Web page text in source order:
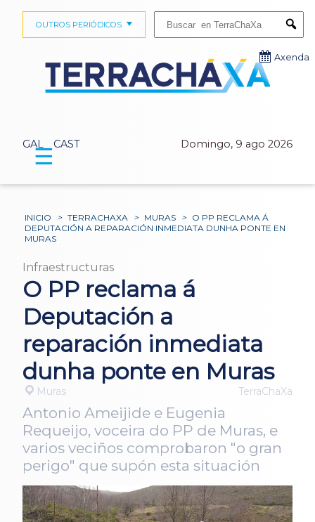
GAL CAST Domingo, 9 ago 2026
OUTROS PERIÓDICOS
Axenda
☰
INICIO > TERRACHAXA > MURAS > O PP RECLAMA Á
DEPUTACIÓN A REPARACIÓN INMEDIATA DUNHA PONTE EN
MURAS
Infraestructuras
O PP reclama á
Deputación a
reparación inmediata
dunha ponte en Muras
Muras TerraChaXa
Antonio Ameijide e Eugenia
Requeijo, voceira do PP de Muras, e
varios veciños comprobaron "o gran
perigo" que supón esta situación